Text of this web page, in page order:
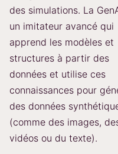
des simulations. La
un imitateur avancé qui
apprend les modèles et
structures à partir des
données et utilise ces
connaissances pour
des données
(comme des images,
vidéos ou du texte).